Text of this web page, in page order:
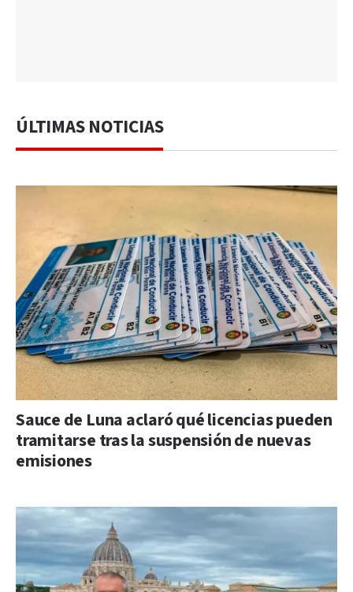
ÚLTIMAS NOTICIAS
Sauce de Luna aclaró qué licencias pueden
tramitarse tras la suspensión de nuevas
emisiones